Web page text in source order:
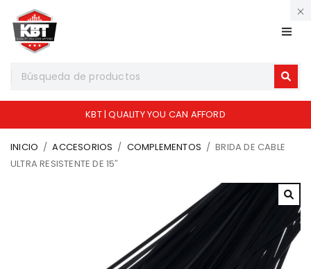
KBT | QUALITY YOU CAN AFFORD
INICIO / ACCESORIOS / COMPLEMENTOS / BRIDA DE CABLE
ULTRA RESISTENTE DE 15″